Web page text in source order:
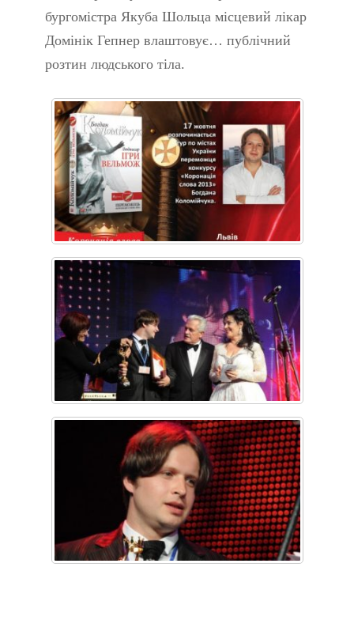
бургомістра Якуба Шольца місцевий лікар
Домінік Гепнер влаштовує… публічний
розтин людського тіла.